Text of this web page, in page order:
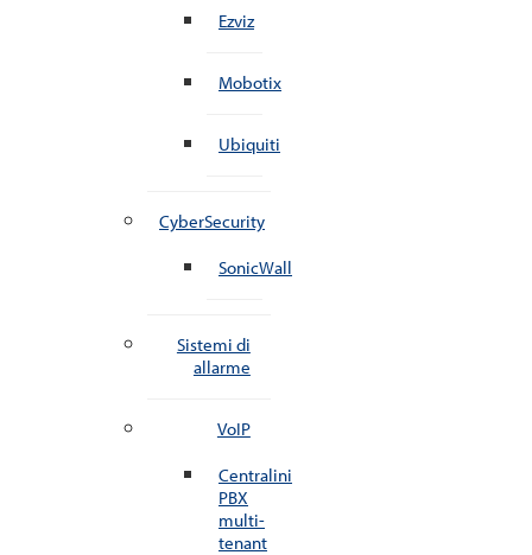
Ezviz
Mobotix
Ubiquiti
CyberSecurity
SonicWall
Sistemi di
allarme
VoIP
Centralini
PBX
multi-
tenant